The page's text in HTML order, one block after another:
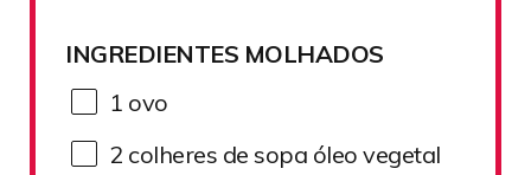
INGREDIENTES MOLHADOS
1 ovo
2 colheres de sopa óleo vegetal